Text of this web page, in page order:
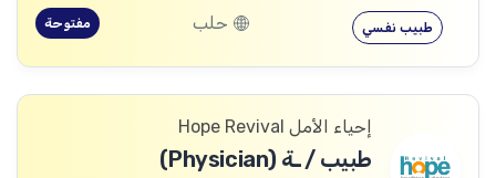
طبيب نفسي حلب مفتوحة
إحياء الأمل Hope Revival
طبيب / ـة (Physician)